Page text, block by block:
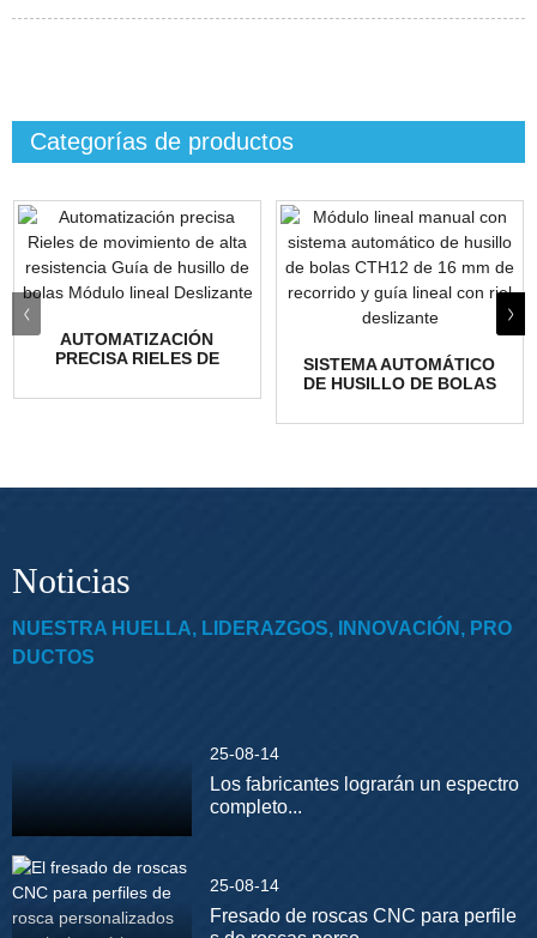
Categorías de productos
AUTOMATIZACIÓN
PRECISA RIELES DE
RESISTENCIA GUID...
SISTEMA AUTOMÁTICO
DE HUSILLO DE BOLAS
CARRERA M...
Noticias
NUESTRA HUELLA, LIDERAZGOS, INNOVACIÓN, PRO
DUCTOS
25-08-14
Los fabricantes lograrán un espectro
completo...
25-08-14
Fresado de roscas CNC para perfile